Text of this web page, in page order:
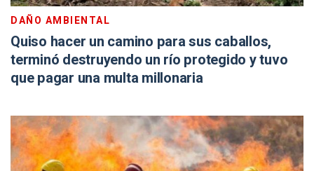
DAÑO AMBIENTAL
Quiso hacer un camino para sus caballos,
terminó destruyendo un río protegido y tuvo
que pagar una multa millonaria